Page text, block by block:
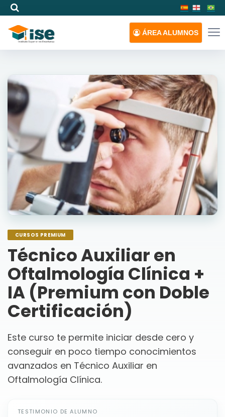
ÁREAALUMNOS
CURSOS PREMIUM
Técnico Auxiliar en
Oftalmología Clínica +
IA (Premium con Doble
Certificación)
Este curso te permite iniciar desde cero y
conseguir en poco tiempo conocimientos
avanzados en Técnico Auxiliar en
Oftalmología Clínica.
TESTIMONIO DE ALUMNO